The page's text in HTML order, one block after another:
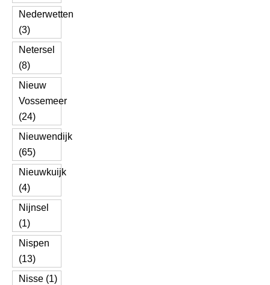
Nederwetten
(3)
Netersel
(8)
Nieuw
Vossemeer
(24)
Nieuwendijk
(65)
Nieuwkuijk
(4)
Nijnsel
(1)
Nispen
(13)
Nisse (1)